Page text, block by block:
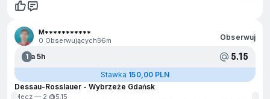
M***********
0 Obserwujących56m Obserwuj
1Za 5h 5.15
Stawka 150,00 PLN
Dessau-Rosslauer - Wybrzeże Gdańsk
Mecz — 2 @5.15